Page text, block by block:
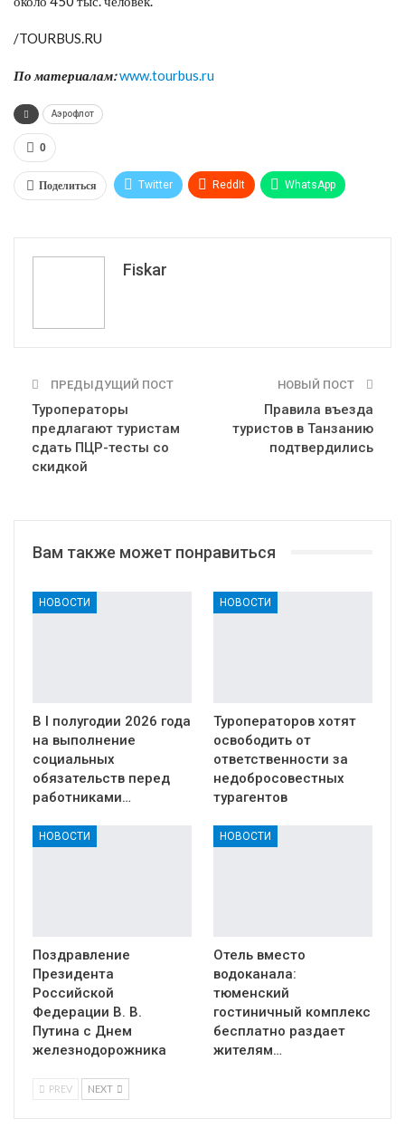
/TOURBUS.RU
По материалам:www.tourbus.ru
Аэрофлот
0
Поделиться Twitter ReddIt WhatsApp
Fiskar
ПРЕДЫДУЩИЙ ПОСТ
Туроператоры
предлагают туристам
сдать ПЦР-тесты со
скидкой
НОВЫЙ ПОСТ
Правила въезда
туристов в Танзанию
подтвердились
Вам также может понравиться
НОВОСТИ
В I полугодии 2026 года
на выполнение
социальных
обязательств перед
работниками…
НОВОСТИ
Туроператоров хотят
освободить от
ответственности за
недобросовестных
турагентов
НОВОСТИ
Поздравление
Президента
Российской
Федерации В. В.
Путина с Днем
железнодорожника
НОВОСТИ
Отель вместо
водоканала:
тюменский
гостиничный комплекс
бесплатно раздает
жителям…
PREV NEXT